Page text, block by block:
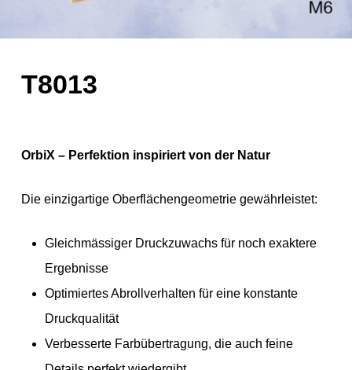
T8013
OrbiX – Perfektion inspiriert von der Natur
Die einzigartige Oberflächengeometrie gewährleistet:
Gleichmässiger Druckzuwachs für noch exaktere
Ergebnisse
Optimiertes Abrollverhalten für eine konstante
Druckqualität
Verbesserte Farbübertragung, die auch feine